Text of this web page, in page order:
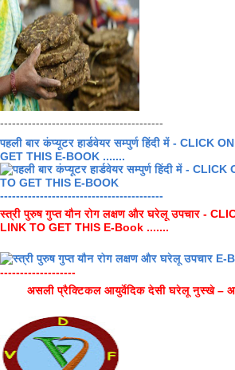
-----------------------------------------
पहली बार कंप्यूटर हार्डवेयर सम्पुर्ण हिंदी में - CLICK
GET THIS E-BOOK .......
-----------------------------------------
स्त्री पुरुष गुप्त यौन रोग लक्षण और घरेलू उपचार -
LINK TO GET THIS E-Book .......
-------------------
असली प्रैक्टिकल आयुर्वेदिक देसी घरेलू नुस्खे –